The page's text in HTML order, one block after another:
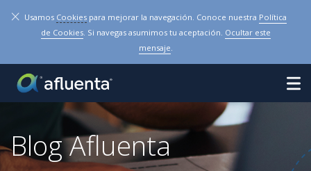
× Usamos Cookies para mejorar la navegación. Conoce nuestra Política
de Cookies. Si navegas asumimos tu aceptación. Ocultar este
mensaje.
Blog Afluenta